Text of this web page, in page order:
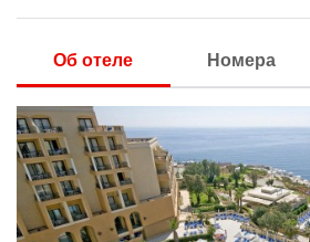
Об отеле Номера